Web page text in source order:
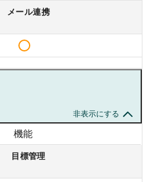
メール連携
非表示にする
機能
目標管理